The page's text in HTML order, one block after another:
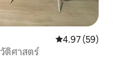
คะแนนเฉลี่ย
4.97 (59)
ติศาสตร์